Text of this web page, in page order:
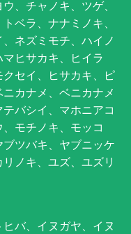
、チャノキ、ツゲ、
ベラ、ナナミノキ、
ネズミモチ、ハイノ
ヒサカキ、ヒイラ
セイ、ヒサカキ、ピ
カナメ、ベニカナメ
バシイ、マホニアコ
モチノキ、モッコ
ツバキ、ヤブニッケ
ノキ、ユズ、ユズリ
バ、イヌガヤ、イヌ